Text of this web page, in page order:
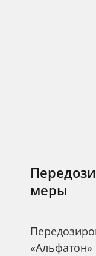
меры
«Альфатон»